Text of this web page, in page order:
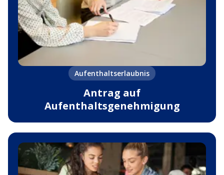
Aufenthaltserlaubnis
Antrag auf
Aufenthaltsgenehmigung